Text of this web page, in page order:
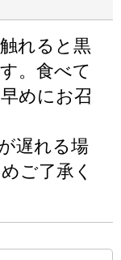
れると黒
。食べて
めにお召
遅れる場
ご了承く